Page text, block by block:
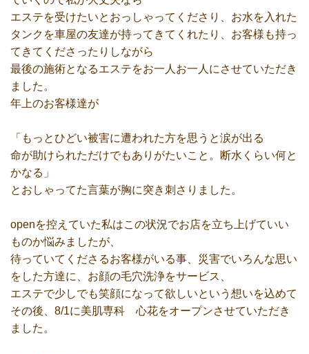
エステを受けたいとおっしゃってくださり、お水を入れた
タンクを車屋の友達が持ってきてくれたり、お客様も持っ
てきてくださったりしながら
最後の施術となるエステをお一人お一人にさせていただき
ました。
年上のお客様達が
「もっとひどい被害に遭われた方を思うと涙が出る
命が助けられただけでもありがたいこと。断水くらい何と
かなる」
とおしゃってた言葉が胸に突き刺さりました。
openを控えていた私はこの状況でお店を立ち上げていい
ものか悩みましたが、
待っていてくださるお客様がいる事、災害でいろんな思い
をした方達に、お顔の毛穴洗浄をサービス、
エステで少しでも笑顔になって欲しいという想いを込めて
その後、8/1に美肌専科 心花をオープンさせていただき
ました。